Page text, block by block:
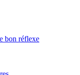
bon réflexe